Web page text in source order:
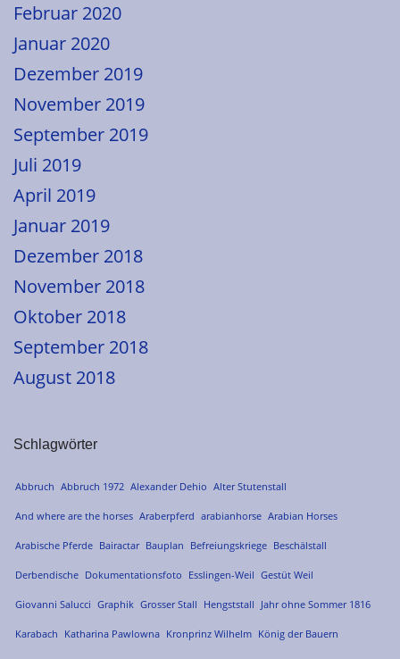
Februar 2020
Januar 2020
Dezember 2019
November 2019
September 2019
Juli 2019
April 2019
Januar 2019
Dezember 2018
November 2018
Oktober 2018
September 2018
August 2018
Schlagwörter
Abbruch Abbruch 1972 Alexander Dehio Alter Stutenstall
And where are the horses Araberpferd arabianhorse Arabian Horses
Arabische Pferde Bairactar Bauplan Befreiungskriege Beschälstall
Derbendische Dokumentationsfoto Esslingen-Weil Gestüt Weil
Giovanni Salucci Graphik Grosser Stall Hengststall Jahr ohne Sommer 1816
Karabach Katharina Pawlowna Kronprinz Wilhelm König der Bauern